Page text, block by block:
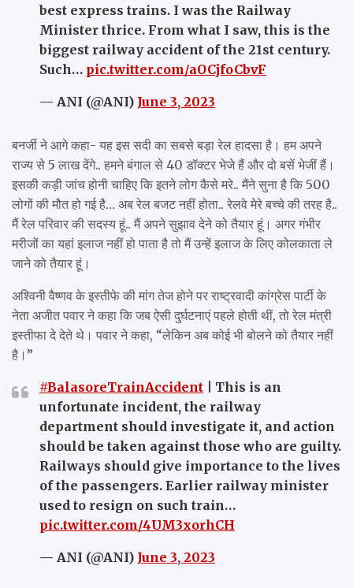
best express trains. I was the Railway
Minister thrice. From what I saw, this is the
biggest railway accident of the 21st century.
Such… pic.twitter.com/aOCjfoCbvF
— ANI (@ANI) June 3, 2023
बनर्जी ने आगे कहा- यह इस सदी का सबसे बड़ा रेल हादसा है। हम अपने
राज्य से 5 लाख देंगे.. हमने बंगाल से 40 डॉक्टर भेजे हैं और दो बसें भेजीं हैं।
इसकी कड़ी जांच होनी चाहिए कि इतने लोग कैसे मरे.. मैंने सुना है कि 500
लोगों की मौत हो गई है… अब रेल बजट नहीं होता.. रेलवे मेरे बच्चे की तरह है..
मैं रेल परिवार की सदस्य हूं.. मैं अपने सुझाव देने को तैयार हूं। अगर गंभीर
मरीजों का यहां इलाज नहीं हो पाता है तो मैं उन्हें इलाज के लिए कोलकाता ले
जाने को तैयार हूं।
अश्विनी वैष्णव के इस्तीफे की मांग तेज होने पर राष्ट्रवादी कांग्रेस पार्टी के
नेता अजीत पवार ने कहा कि जब ऐसी दुर्घटनाएं पहले होती थीं, तो रेल मंत्री
इस्तीफा दे देते थे। पवार ने कहा, “लेकिन अब कोई भी बोलने को तैयार नहीं
है।”
#BalasoreTrainAccident | This is an
unfortunate incident, the railway
department should investigate it, and action
should be taken against those who are guilty.
Railways should give importance to the lives
of the passengers. Earlier railway minister
used to resign on such train…
pic.twitter.com/4UM3xorhCH
— ANI (@ANI) June 3, 2023